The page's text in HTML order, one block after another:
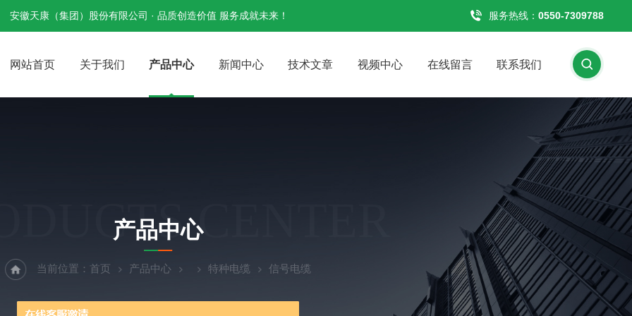
安徽天康（集团）股份有限公司 · 品质创造价值 服务成就未来！ 服务热线： 0550-7309788
网站首页 关于我们 产品中心 新闻中心 技术文章 视频中心 在线留言 联系我们
CENTER
产品中心
当前位置： 首页 产品中心 特种电缆 信号电缆